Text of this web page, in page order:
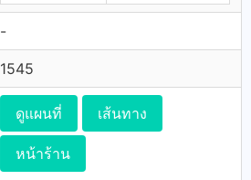
-
1545
ดูแผนที่ เส้นทาง
หน้าร้าน